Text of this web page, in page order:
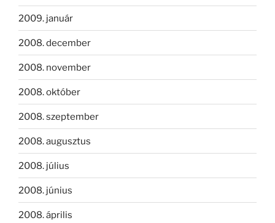
2009. január
2008. december
2008. november
2008. október
2008. szeptember
2008. augusztus
2008. július
2008. június
2008. április